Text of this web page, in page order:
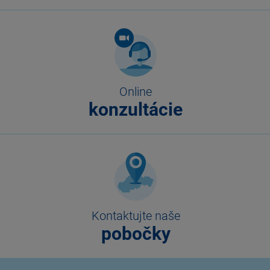
Online
konzultácie
Kontaktujte naše
pobočky